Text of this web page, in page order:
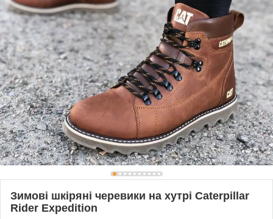
Зимові шкіряні черевики на хутрі Caterpillar
Rider Expedition